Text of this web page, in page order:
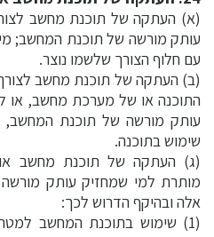
(א) העתקה של תוכנת מחשב
עותק מורשה של תוכנת המחשב;
עם חלוף הצורך שלשמו נוצר.
(ב) העתקה של תוכנת מחשב
התוכנה או של מערכת מחשב, או
עותק מורשה של תוכנת
שימוש בתוכנה.
(ג) העתקה של תוכנת מחשב או
מותרת למי שמחזיק עותק
אלה ובהיקף הדרוש לכך:
(1) שימוש בתוכנת המחשב